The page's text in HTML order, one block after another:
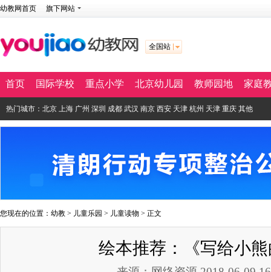
幼教网首页 旗下网站
全国站
首页 国际学校 重点小学 北京幼儿园 教师园地 家庭
热门城市： 北京 上海 广州 深圳 成都 武汉 南京 西安 天津 杭州 天津 重庆 其他
您现在的位置： 幼教 > 儿童乐园 > 儿童读物 > 正文
绘本推荐：《写给小